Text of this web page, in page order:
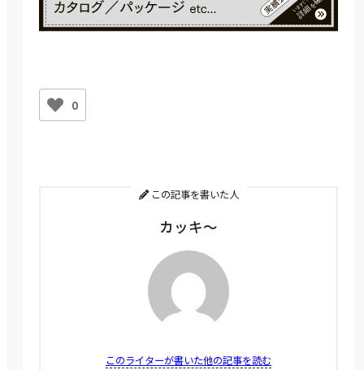
0
この記事を書いた人
カッキ～
このライターが書いた他の記事を読む